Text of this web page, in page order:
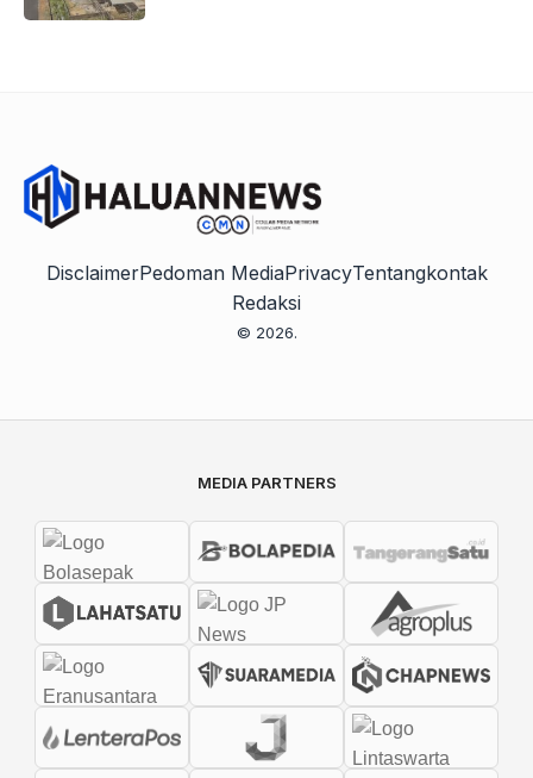
DisclaimerPedoman MediaPrivacyTentangkontak
Redaksi
© 2026.
MEDIA PARTNERS